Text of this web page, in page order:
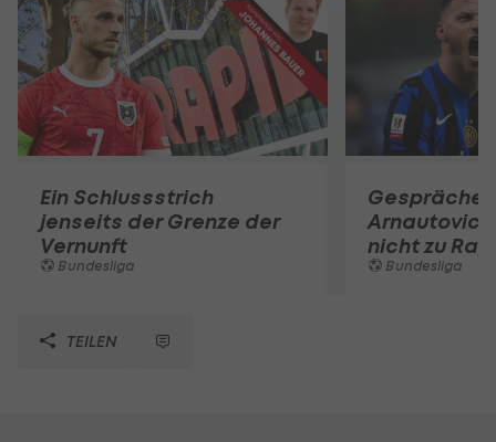
Ein Schlussstrich
jenseits der Grenze der
Vernunft
Bundesliga
Gespräche
Arnautovic
nicht zu
Bundesliga
TEILEN